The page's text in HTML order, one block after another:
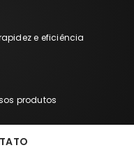
e eficiência
produtos